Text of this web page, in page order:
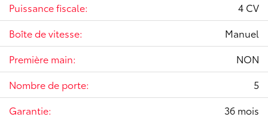
Puissance fiscale:
4 CV
Boîte de vitesse:
Manuel
Première main:
NON
Nombre de porte:
5
Garantie:
36 mois